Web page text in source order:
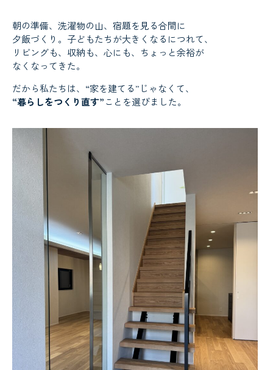
朝の準備、洗濯物の山、宿題を見る合間に
夕飯づくり。子どもたちが大きくなるにつれて、
リビングも、収納も、心にも、ちょっと余裕が
なくなってきた。
だから私たちは、“家を建てる”じゃなくて、
“暮らしをつくり直す”ことを選びました。